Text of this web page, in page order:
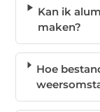
Kan ik
maken?
Hoe